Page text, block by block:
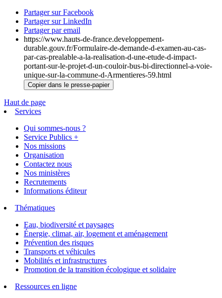
Partager sur Facebook
Partager sur LinkedIn
Partager par email
https://www.hauts-de-france.developpement-
durable.gouv.fr/Formulaire-de-demande-d-examen-au-cas-
par-cas-prealable-a-la-realisation-d-une-etude-d-impact-
portant-sur-le-projet-d-un-couloir-bus-bi-directionnel-a-voie-
unique-sur-la-commune-d-Armentieres-59.html
Copier dans le presse-papier
Haut de page
Services
Qui sommes-nous ?
Service Publics +
Nos missions
Organisation
Contactez nous
Nos ministères
Recrutements
Informations éditeur
Thématiques
Eau, biodiversité et paysages
Énergie, climat, air, logement et aménagement
Prévention des risques
Transports et véhicules
Mobilités et infrastructures
Promotion de la transition écologique et solidaire
Ressources en ligne